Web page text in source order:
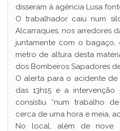
disseram à agência Lusa
O trabalhador caiu num
Alcarraques, nos arredores
juntamente com o
metro de altura desta
dos Bombeiros Sapadores
O alerta para o acidente
das 13h15 e a
consistiu “num trabalho
cerca de uma hora e meia,
No local, além de nove